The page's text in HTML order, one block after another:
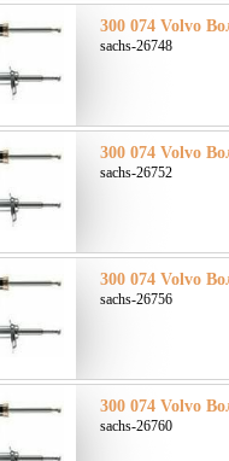
300 074 Volvo
sachs-26748
300 074 Volvo
sachs-26752
300 074 Volvo
sachs-26756
300 074 Volvo
sachs-26760